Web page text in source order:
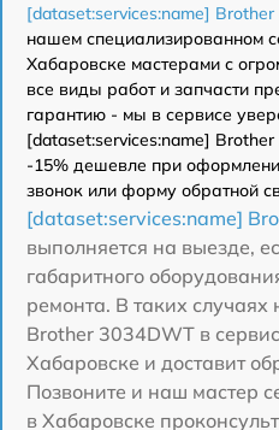
[dataset:services:name]
нашем специализированном
Хабаровске мастерами с
все виды работ и запчасти
гарантию - мы в сервисе
[dataset:services:name]
-15% дешевле при
звонок или форму обратной
[dataset:services:name]
выполняется на выезде,
габаритного
ремонта. В таких случаях
Brother 3034DWT в
Хабаровске и доставит
Позвоните и наш мастер
в Хабаровске